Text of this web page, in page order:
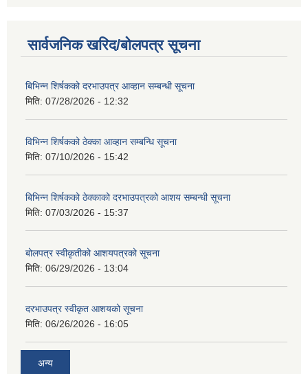
सार्वजनिक खरिद/बोलपत्र सूचना
बिभिन्‍न शिर्षकको दरभाउपत्र आव्हान सम्बन्धी सूचना
मिति: 07/28/2026 - 12:32
विभिन्न शिर्षकको ठेक्का आव्हान सम्बन्धि सूचना
मिति: 07/10/2026 - 15:42
बिभिन्‍न शिर्षकको ठेक्काको दरभाउपत्रको आशय सम्बन्धी सूचना
मिति: 07/03/2026 - 15:37
बोलपत्र स्वीकृतीको आशयपत्रको सूचना
मिति: 06/29/2026 - 13:04
दरभाउपत्र स्वीकृत आशयको सूचना
मिति: 06/26/2026 - 16:05
अन्य